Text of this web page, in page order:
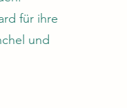
für ihre
und